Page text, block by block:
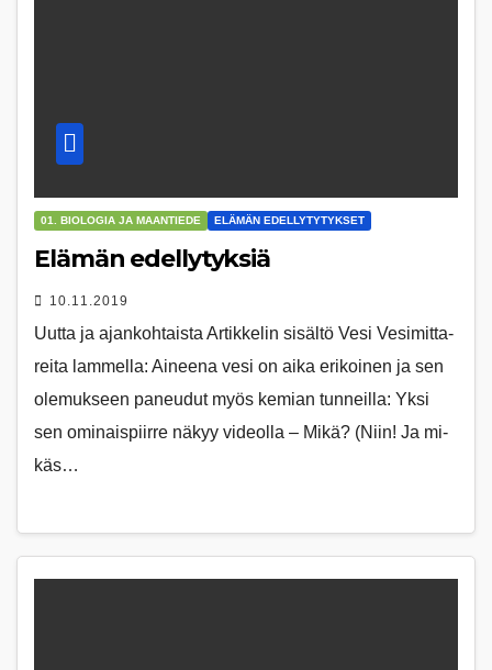
01. BIOLOGIA JA MAANTIEDE ELÄMÄN EDELLYTYTYKSET
Elämän edellytyksiä
10.11.2019
Uutta ja ajankohtaista Artikkelin sisältö Vesi Vesi­mit­ta­
rei­ta lam­mel­la: Ai­nee­na vesi on aika eri­koi­nen ja sen
ole­muk­seen pa­neu­dut myös ke­mi­an tun­neil­la: Yksi
sen omi­nais­piir­re nä­kyy vi­de­ol­la – Mikä? (Niin! Ja mi­
käs…